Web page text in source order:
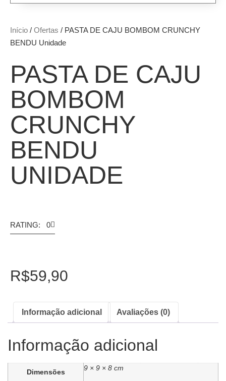
Início / Ofertas / PASTA DE CAJU BOMBOM CRUNCHY
BENDU Unidade
PASTA DE CAJU
BOMBOM
CRUNCHY
BENDU
UNIDADE
RATING: 0
R$59,90
Informação adicional Avaliações (0)
Informação adicional
Dimensões
9 × 9 × 8 cm